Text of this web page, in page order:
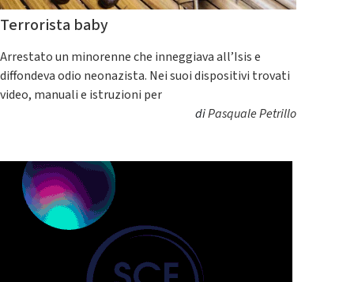
Terrorista baby
Arrestato un minorenne che inneggiava all’Isis e
diffondeva odio neonazista. Nei suoi dispositivi trovati
video, manuali e istruzioni per
diPasquale Petrillo